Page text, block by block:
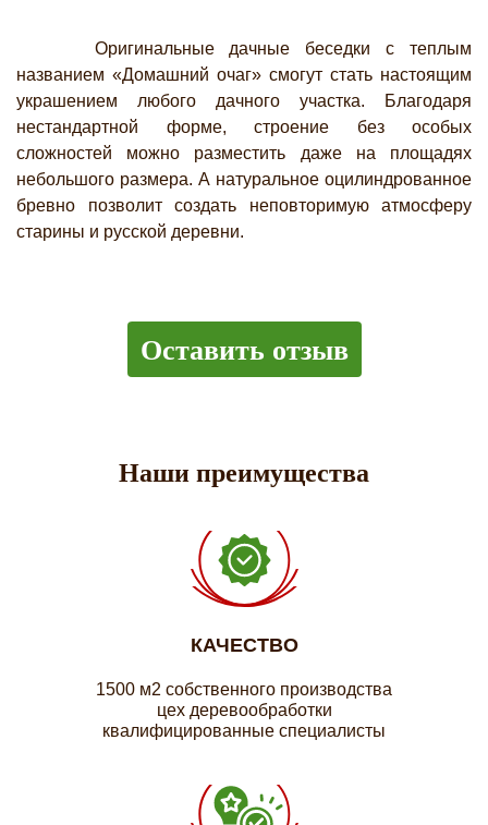
Оригинальные дачные беседки с теплым
названием «Домашний очаг» смогут стать настоящим
украшением любого дачного участка. Благодаря
нестандартной форме, строение без особых
сложностей можно разместить даже на площадях
небольшого размера. А натуральное оцилиндрованное
бревно позволит создать неповторимую атмосферу
старины и русской деревни.
Оставить отзыв
Наши преимущества
КАЧЕСТВО
1500 м2 собственного производства
цех деревообработки
квалифицированные специалисты